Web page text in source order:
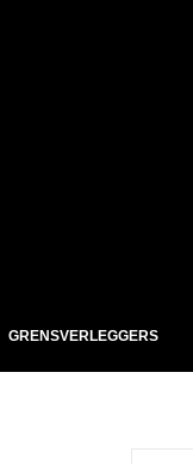
GRENSVERLEGGERS